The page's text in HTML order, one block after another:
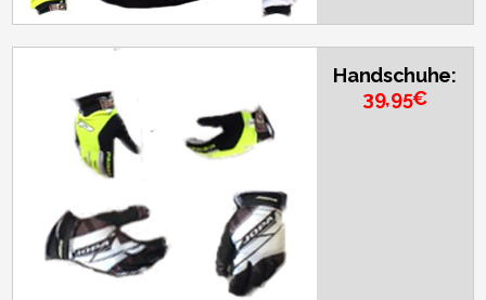
Handschuhe:
39,95€